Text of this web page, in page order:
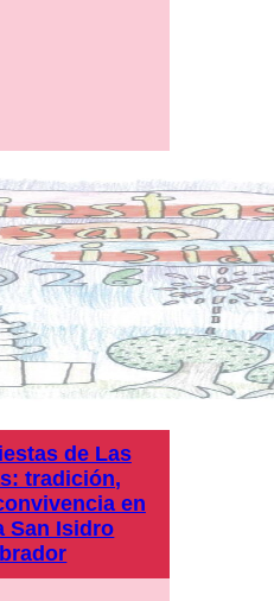
de Las
tradición,
en
San Isidro